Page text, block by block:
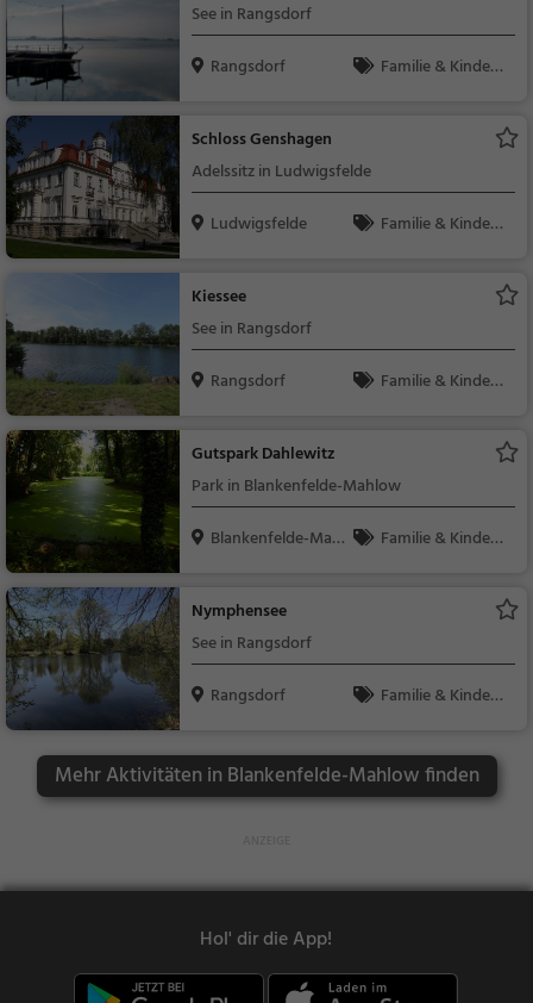
See in Rangsdorf
Rangsdorf
Familie & Kinder,
Schloss Genshagen
Adelssitz in Ludwigsfelde
Ludwigsfelde
Familie & Kinder,
Kiessee
See in Rangsdorf
Rangsdorf
Familie & Kinder,
Gutspark Dahlewitz
Park in Blankenfelde-Mahlow
Blankenfelde-Mahl
Familie & Kinder,
Nymphensee
See in Rangsdorf
Rangsdorf
Familie & Kinder,
Mehr Aktivitäten in Blankenfelde-Mahlow finden
Hol' dir die App!